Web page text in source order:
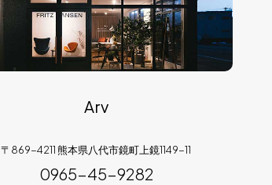
Arv
〒869-4211 熊本県八代市鏡町上鏡1149-11
0965-45-9282